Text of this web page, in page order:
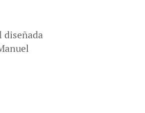
diseñada